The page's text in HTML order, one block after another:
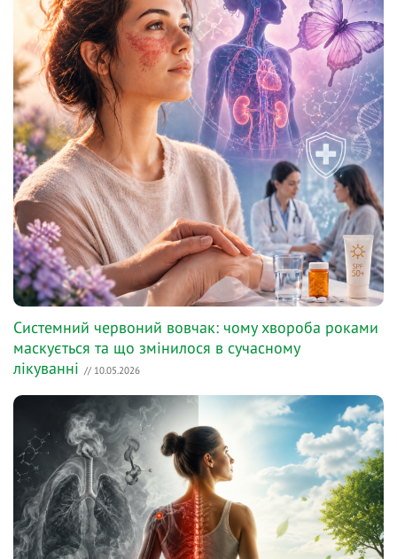
Системний червоний вовчак: чому хвороба роками
маскується та що змінилося в сучасному
лікуванні // 10.05.2026